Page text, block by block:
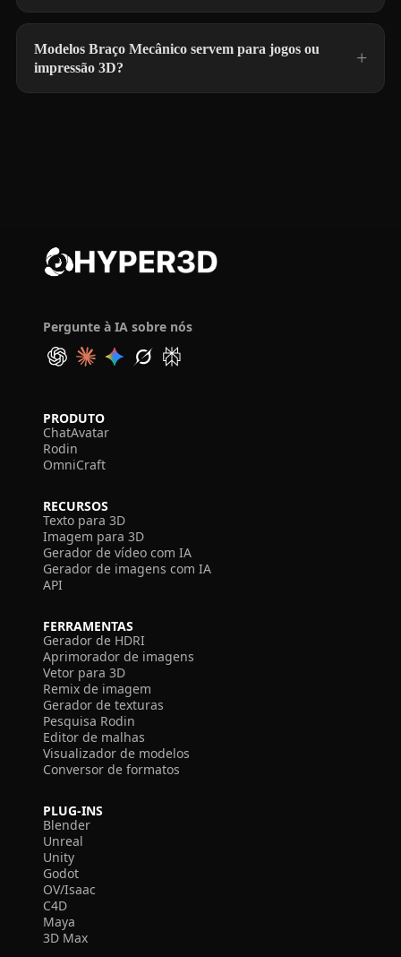
Modelos Braço Mecânico servem para jogos ou
impressão 3D?
Pergunte à IA sobre nós
PRODUTO
ChatAvatar
Rodin
OmniCraft
RECURSOS
Texto para 3D
Imagem para 3D
Gerador de vídeo com IA
Gerador de imagens com IA
API
FERRAMENTAS
Gerador de HDRI
Aprimorador de imagens
Vetor para 3D
Remix de imagem
Gerador de texturas
Pesquisa Rodin
Editor de malhas
Visualizador de modelos
Conversor de formatos
PLUG-INS
Blender
Unreal
Unity
Godot
OV/Isaac
C4D
Maya
3D Max